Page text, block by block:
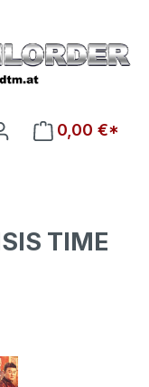
0 Produkte auf
0,00 €*
TIME